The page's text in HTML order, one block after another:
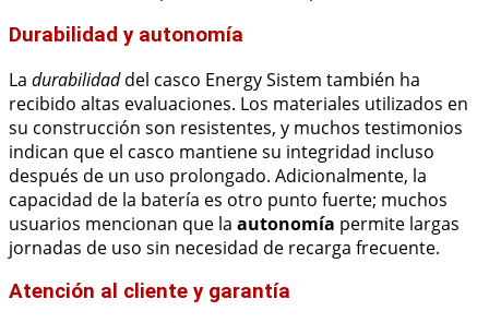
Durabilidad y autonomía
La durabilidaddel casco Energy Sistem también ha
recibido altas evaluaciones. Los materiales utilizados en
su construcción son resistentes, y muchos testimonios
indican que el casco mantiene su integridad incluso
después de un uso prolongado. Adicionalmente, la
capacidad de la batería es otro punto fuerte; muchos
usuarios mencionan que la autonomía permite largas
jornadas de uso sin necesidad de recarga frecuente.
Atención al cliente y garantía